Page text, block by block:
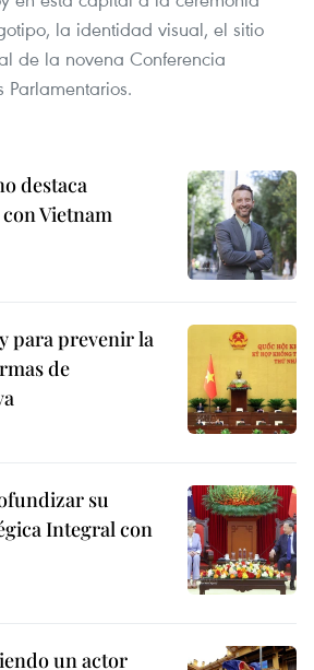
la identidad visual, el sitio
de la novena Conferencia
destaca
Vietnam
para prevenir la
de
su
Integral con
un actor